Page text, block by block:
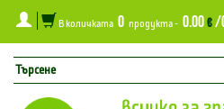
В количката 0 продукта - 0.00€/